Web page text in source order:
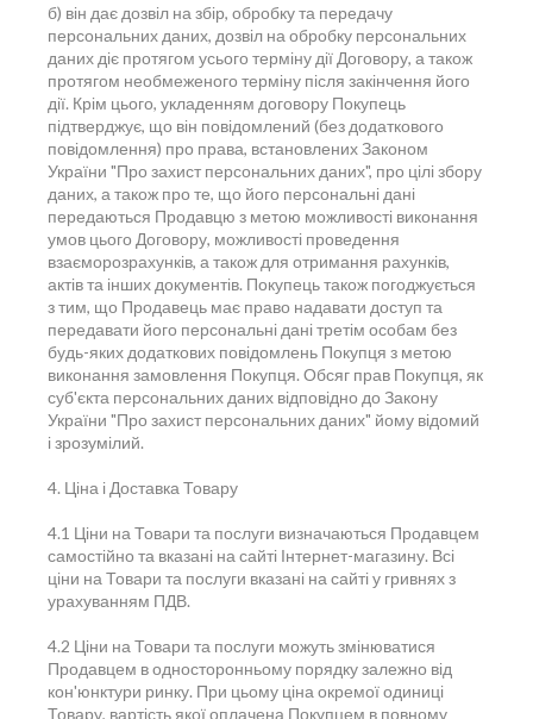
б) він дає дозвіл на збір, обробку та передачу
персональних даних, дозвіл на обробку персональних
даних діє протягом усього терміну дії Договору, а також
протягом необмеженого терміну після закінчення його
дії. Крім цього, укладенням договору Покупець
підтверджує, що він повідомлений (без додаткового
повідомлення) про права, встановлених Законом
України "Про захист персональних даних", про цілі збору
даних, а також про те, що його персональні дані
передаються Продавцю з метою можливості виконання
умов цього Договору, можливості проведення
взаєморозрахунків, а також для отримання рахунків,
актів та інших документів. Покупець також погоджується
з тим, що Продавець має право надавати доступ та
передавати його персональні дані третім особам без
будь-яких додаткових повідомлень Покупця з метою
виконання замовлення Покупця. Обсяг прав Покупця, як
суб'єкта персональних даних відповідно до Закону
України "Про захист персональних даних" йому відомий
і зрозумілий.
4. Ціна і Доставка Товару
4.1 Ціни на Товари та послуги визначаються Продавцем
самостійно та вказані на сайті Інтернет-магазину. Всі
ціни на Товари та послуги вказані на сайті у гривнях з
урахуванням ПДВ.
4.2 Ціни на Товари та послуги можуть змінюватися
Продавцем в односторонньому порядку залежно від
кон'юнктури ринку. При цьому ціна окремої одиниці
Товару, вартість якої оплачена Покупцем в повному